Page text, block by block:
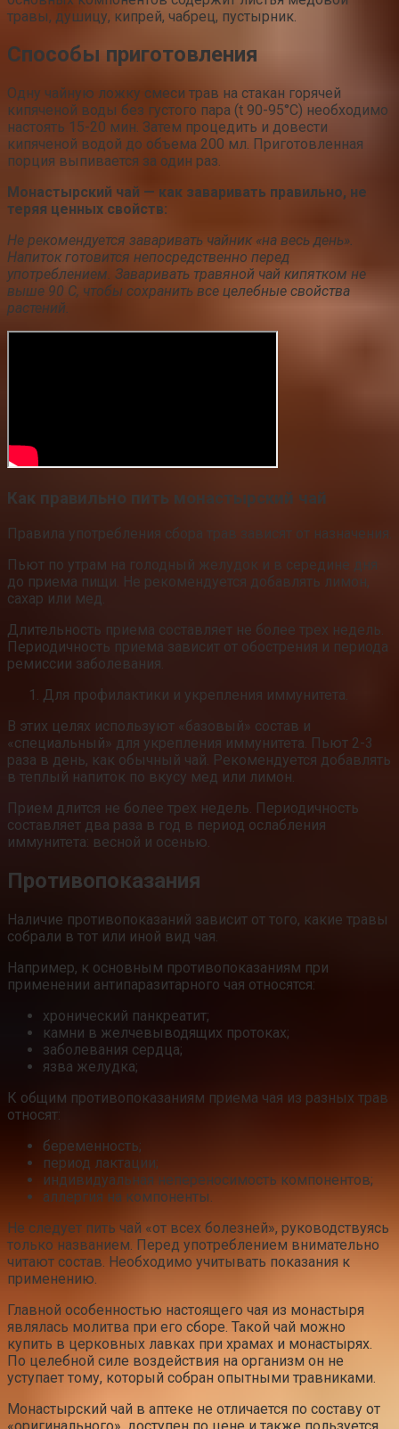
травы, душицу, кипрей, чабрец, пустырник.
Способы приготовления
Одну чайную ложку смеси трав на стакан горячей
кипяченой воды без густого пара (t 90-95°C) необходимо
настоять 15-20 мин. Затем процедить и довести
кипяченой водой до объема 200 мл. Приготовленная
порция выпивается за один раз.
Монастырский чай — как заваривать правильно, не
теряя ценных свойств:
Не рекомендуется заваривать чайник «на весь день».
Напиток готовится непосредственно перед
употреблением. Заваривать травяной чай кипятком не
выше 90 С, чтобы сохранить все целебные свойства
растений.
Как правильно пить монастырский чай
Правила употребления сбора трав зависят от назначения.
Пьют по утрам на голодный желудок и в середине дня
до приема пищи. Не рекомендуется добавлять лимон,
сахар или мед.
Длительность приема составляет не более трех недель.
Периодичность приема зависит от обострения и периода
ремиссии заболевания.
Для профилактики и укрепления иммунитета.
В этих целях используют «базовый» состав и
«специальный» для укрепления иммунитета. Пьют 2-3
раза в день, как обычный чай. Рекомендуется добавлять
в теплый напиток по вкусу мед или лимон.
Прием длится не более трех недель. Периодичность
составляет два раза в год в период ослабления
иммунитета: весной и осенью.
Противопоказания
Наличие противопоказаний зависит от того, какие травы
собрали в тот или иной вид чая.
Например, к основным противопоказаниям при
применении антипаразитарного чая относятся:
хронический панкреатит;
камни в желчевыводящих протоках;
заболевания сердца;
язва желудка;
К общим противопоказаниям приема чая из разных трав
относят:
беременность;
период лактации;
индивидуальная непереносимость компонентов;
аллергия на компоненты.
Не следует пить чай «от всех болезней», руководствуясь
только названием. Перед употреблением внимательно
читают состав. Необходимо учитывать показания к
применению.
Главной особенностью настоящего чая из монастыря
являлась молитва при его сборе. Такой чай можно
купить в церковных лавках при храмах и монастырях.
По целебной силе воздействия на организм он не
уступает тому, который собран опытными травниками.
Монастырский чай в аптеке не отличается по составу от
«оригинального», доступен по цене и также пользуется